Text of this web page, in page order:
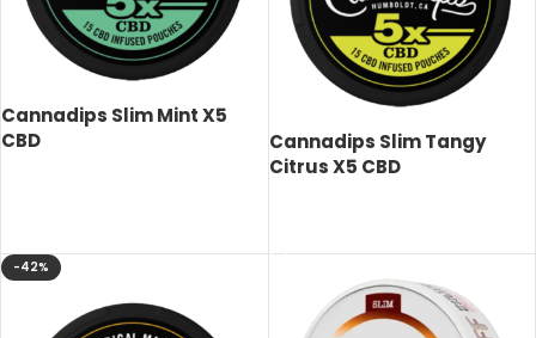
Cannadips Slim Mint X5
CBD
Cannadips Slim Tangy
Citrus X5 CBD
-42%